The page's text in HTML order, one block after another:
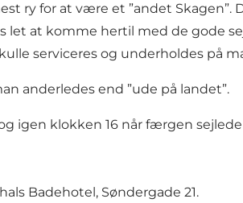
ry for at være et ”andet Skagen”.
let at komme hertil med de gode
serviceres og underholdes på
anderledes end ”ude på landet”.
igen klokken 16 når færgen
Badehotel, Søndergade 21.